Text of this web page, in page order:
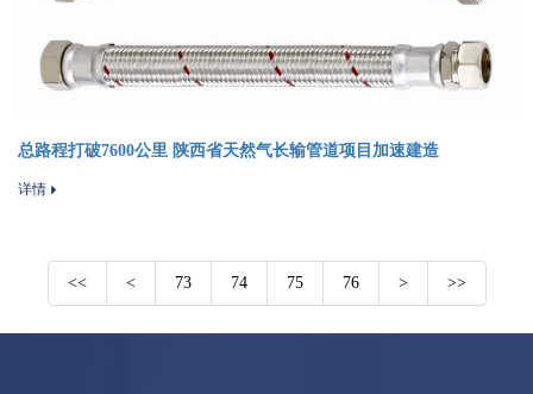
总路程打破7600公里 陕西省天然气长输管道项目加速建造
详情
<< < 73 74 75 76 > >>